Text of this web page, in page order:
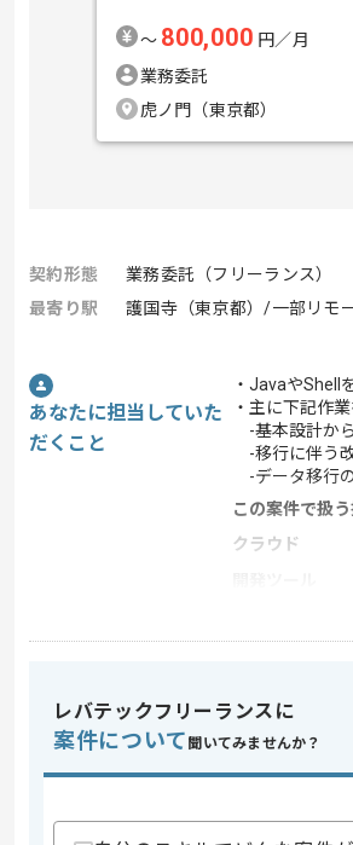
〜 800,000 円／月
業務委託
虎ノ門（東京都）
契約形態
業務委託（フリーランス）
最寄り駅
護国寺（東京都）/一部リモ
あなたに担当していた
だくこと
・JavaやShell
・主に下記作
-基本設計か
-移行に伴う
-データ移行
この案件で扱
クラウド
求めるスキル
・JavaやShell
・システム改修
レバテックフリーランスに
案件について 聞いてみませんか？